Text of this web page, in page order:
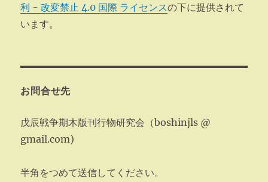
利 - 改変禁止 4.0 国際 ライセンスの下に提供されて
います。
お問合せ先
戊辰戦争期木版刊行物研究会（boshinjls @
gmail.com)
半角をつめて送信してください。